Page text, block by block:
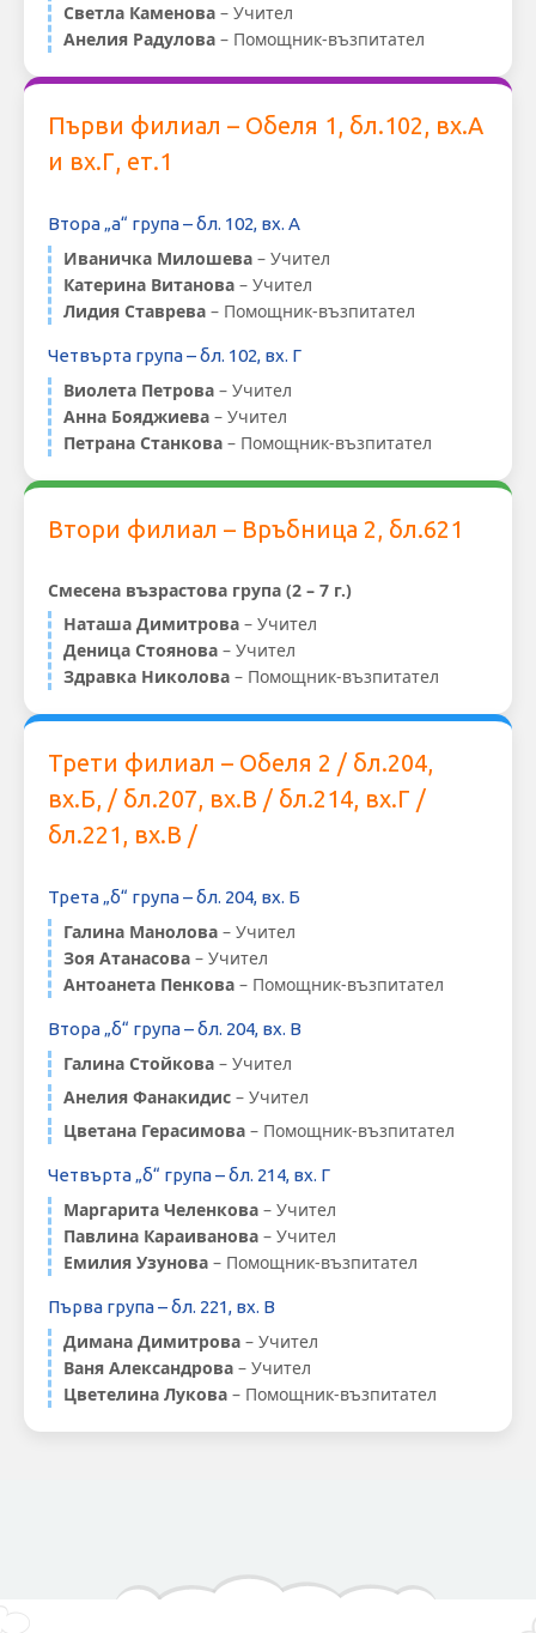
Светла Каменова – Учител
Анелия Радулова – Помощник-възпитател
Първи филиал – Обеля 1, бл.102, вх.А
и вх.Г, ет.1
Втора „а“ група – бл. 102, вх. А
Иваничка Милошева – Учител
Катерина Витанова – Учител
Лидия Ставрева – Помощник-възпитател
Четвърта група – бл. 102, вх. Г
Виолета Петрова – Учител
Анна Бояджиева – Учител
Петрана Станкова – Помощник-възпитател
Втори филиал – Връбница 2, бл.621
Смесена възрастова група (2 – 7 г.)
Наташа Димитрова – Учител
Деница Стоянова – Учител
Здравка Николова – Помощник-възпитател
Трети филиал – Обеля 2 / бл.204,
вх.Б, / бл.207, вх.В / бл.214, вх.Г /
бл.221, вх.В /
Трета „б“ група – бл. 204, вх. Б
Галина Манолова – Учител
Зоя Атанасова – Учител
Антоанета Пенкова – Помощник-възпитател
Втора „б“ група – бл. 204, вх. В
Галина Стойкова – Учител
Анелия Фанакидис – Учител
Цветана Герасимова – Помощник-възпитател
Четвърта „б“ група – бл. 214, вх. Г
Маргарита Челенкова – Учител
Павлина Караиванова – Учител
Емилия Узунова – Помощник-възпитател
Първа група – бл. 221, вх. В
Димана Димитрова – Учител
Ваня Александрова – Учител
Цветелина Лукова – Помощник-възпитател